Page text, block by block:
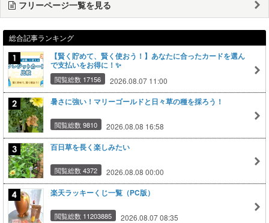
フリーページ一覧を見る
総合記事ランキング
【賢く貯めて、賢く使おう！】あなたに合ったカードを選ん
で支払いをお得に！✨
閲覧総数 17156 2026.08.07 11:00
暑さに強い！マリーゴールドと日々草の種を採ろう！
閲覧総数 9810 2026.08.08 16:58
百日草を長く楽しみたい
閲覧総数 4372 2026.08.08 00:00
楽天ラッキーくじ一覧（PC版）
閲覧総数 11203885 2026.08.07 08:35